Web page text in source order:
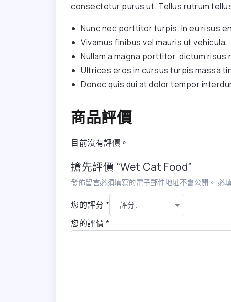
consectetur purus ut. Tellus rutrum
Nunc nec porttitor turpis. In eu risus
Vivamus finibus vel mauris ut vehicula.
Nullam a magna porttitor, dictum risus
Ultrices eros in cursus turpis massa
Donec quis dui at dolor tempor
商品評價
目前沒有評價。
搶先評價 “Wet Cat Food”
發佈留言必須填寫的電子郵件地址不會公開。 必
您的評分 *
您的評價*